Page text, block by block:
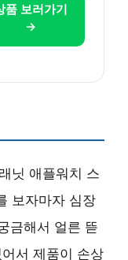
품 보러가기
→
닛 애플워치 스
보자마자 심장
금해서 얼른 뜯
서 제품이 손상